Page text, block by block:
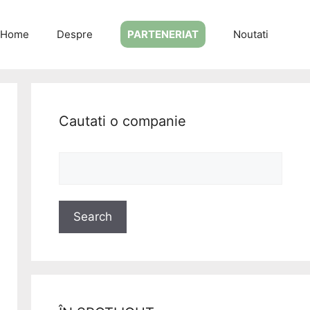
Home Despre PARTENERIAT Noutati
Cautati o companie